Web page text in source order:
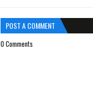
POST A COMMENT
0 Comments